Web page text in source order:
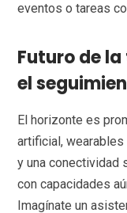
eventos o tareas
Futuro de
el
El horizonte es
artificial,
y una conectividad
con capacidades
Imagínate un